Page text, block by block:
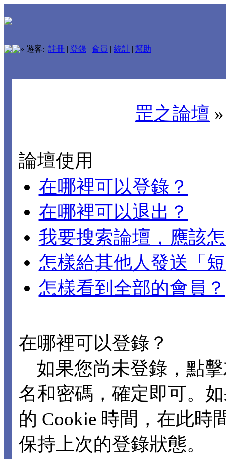
» 遊客: 註冊 | 登錄 | 會員 | 統計 | 幫助
罡之論壇
論壇使用
在哪裡可以登錄？
在哪裡可以退出？
我要搜索論壇，應該
怎樣給其他人發送「
怎樣看到全部的會員？
在哪裡可以登錄？
如果您尚未登錄，點
名和密碼，確定即可。
的 Cookie 時間，在此時
保持上次的登錄狀態。